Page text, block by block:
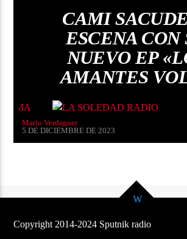
CAMI
ESCENA CON
NUEVO EP
AMANTES
Mario Verdaguer
5 DE DICIEMBRE DE 2023
Copyright 2014-2024 Sputnik radio